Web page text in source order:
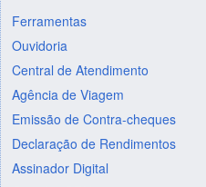
Ferramentas
Ouvidoria
Central de Atendimento
Agência de Viagem
Emissão de Contra-cheques
Declaração de Rendimentos
Assinador Digital